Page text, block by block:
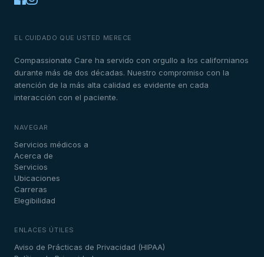
EL CUIDADO QUE USTED MERECE
Compassionate Care ha servido con orgullo a los californianos
durante más de dos décadas. Nuestro compromiso con la
atención de la más alta calidad es evidente en cada
interacción con el paciente.
ENLACES ÚTILES
Aviso de Prácticas de Privacidad (HIPAA)
NAVEGAR
Servicios médicos a
Acerca de
Servicios
Ubicaciones
Carreras
Elegibilidad